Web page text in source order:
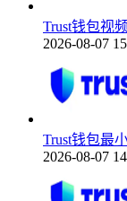
Trust钱包视
2026-08-07
Trust钱包最
2026-08-07